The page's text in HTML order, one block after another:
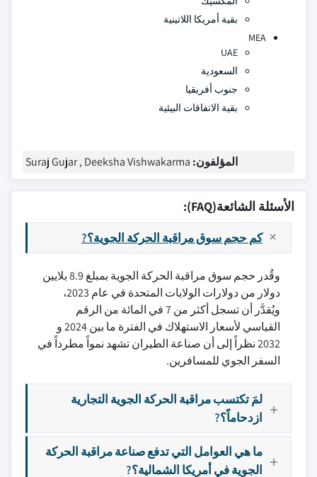
بقية أمريكا اللاتينية
MEA
UAE
السعودية
جنوب أفريقيا
بقية الاتفاقات البيئية
المؤلفون: Suraj Gujar , Deeksha Vishwakarma
الأسئلة الشائعة(FAQ):
كم حجم سوق مراقبة الحركة الجوية؟?
وقُدر حجم سوق مراقبة الحركة الجوية بمبلغ 8.9 بلايين
دولار من دولارات الولايات المتحدة في عام 2023،
ويُقدَّر أن تسجل أكثر من 7 في المائة من الرقم
القياسي لأسعار الاستهلاك في الفترة ما بين 2024 و
2032 نظراً إلى أن صناعة الطيران تشهد نمواً مطرداً في
السفر الجوي للمسافرين.
لمَ تكتسب مراقبة الحركة الجوية التجارية
ازدحاماً؟?
ما هي العوامل التي تدفع صناعة مراقبة الحركة
الجوية في أمريكا الشمالية؟?